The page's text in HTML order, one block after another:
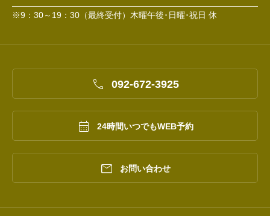
※9：30～19：30（最終受付）木曜午後･日曜･祝日 休
 092-672-3925
 24時間いつでもWEB予約
 お問い合わせ